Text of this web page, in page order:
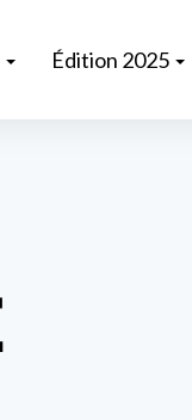
Édition 2025